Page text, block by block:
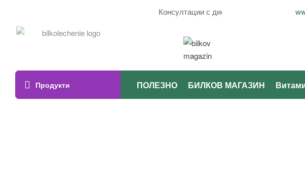
Консултации с диетолог Огнян Симеонов -
Продукти ПОЛЕЗНО БИЛКОВ МАГАЗИН